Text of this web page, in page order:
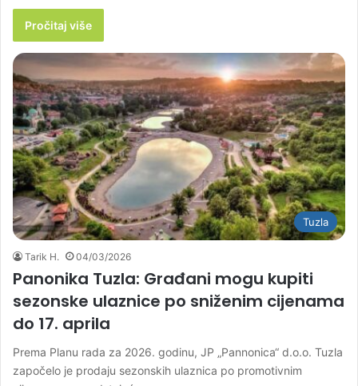
Pročitaj više
Tuzla
Tarik H. 04/03/2026
Panonika Tuzla: Građani mogu kupiti
sezonske ulaznice po sniženim cijenama
do 17. aprila
Prema Planu rada za 2026. godinu, JP „Pannonica“ d.o.o. Tuzla
započelo je prodaju sezonskih ulaznica po promotivnim